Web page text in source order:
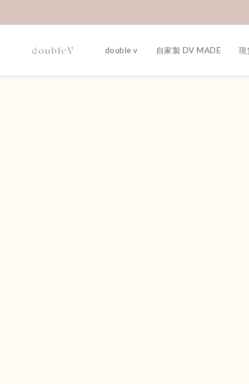
double v 自家製 DV MADE 現